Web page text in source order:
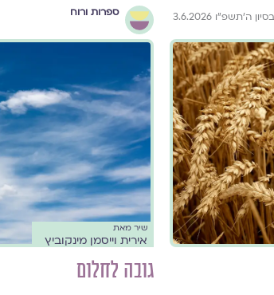
ה׳תשפ״ו 3.6.2026 ספרות ורוח
שיר מאת
אירית וייסמן מינקוביץ
גובה לחלום